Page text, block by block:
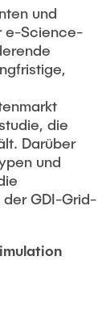
und
e-Science-
die
Darüber
und
GDI-Grid-